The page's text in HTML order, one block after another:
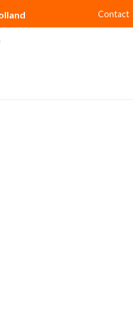
Contact